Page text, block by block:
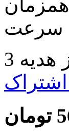
همزمان
سرعت
هدیه
تومان